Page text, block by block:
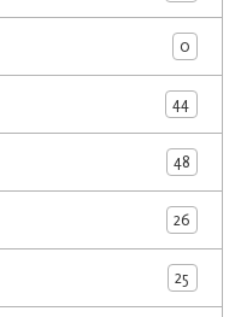
0
44
48
26
25